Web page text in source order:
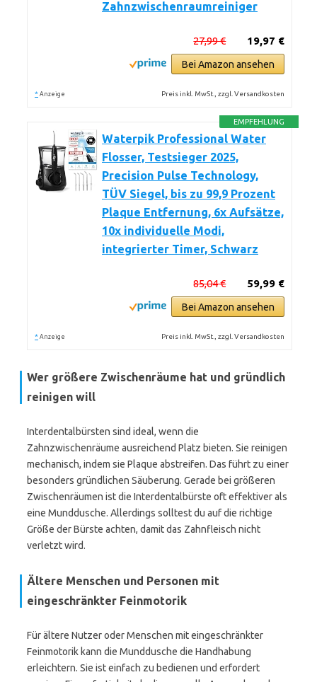
Zahnzwischenraumreiniger
19,97 €
27,99 €
Bei Amazon ansehen
* Anzeige Preis inkl. MwSt., zzgl. Versandkosten
EMPFEHLUNG
Waterpik Professional Water
Flosser, Testsieger 2025,
Precision Pulse Technology,
TÜV Siegel, bis zu 99,9 Prozent
Plaque Entfernung, 6x Aufsätze,
10x individuelle Modi,
integrierter Timer, Schwarz
59,99 €
85,04 €
Bei Amazon ansehen
* Anzeige Preis inkl. MwSt., zzgl. Versandkosten
Wer größere Zwischenräume hat und gründlich
reinigen will
Interdentalbürsten sind ideal, wenn die
Zahnzwischenräume ausreichend Platz bieten. Sie reinigen
mechanisch, indem sie Plaque abstreifen. Das führt zu einer
besonders gründlichen Säuberung. Gerade bei größeren
Zwischenräumen ist die Interdentalbürste oft effektiver als
eine Munddusche. Allerdings solltest du auf die richtige
Größe der Bürste achten, damit das Zahnfleisch nicht
verletzt wird.
Ältere Menschen und Personen mit
eingeschränkter Feinmotorik
Für ältere Nutzer oder Menschen mit eingeschränkter
Feinmotorik kann die Munddusche die Handhabung
erleichtern. Sie ist einfach zu bedienen und erfordert